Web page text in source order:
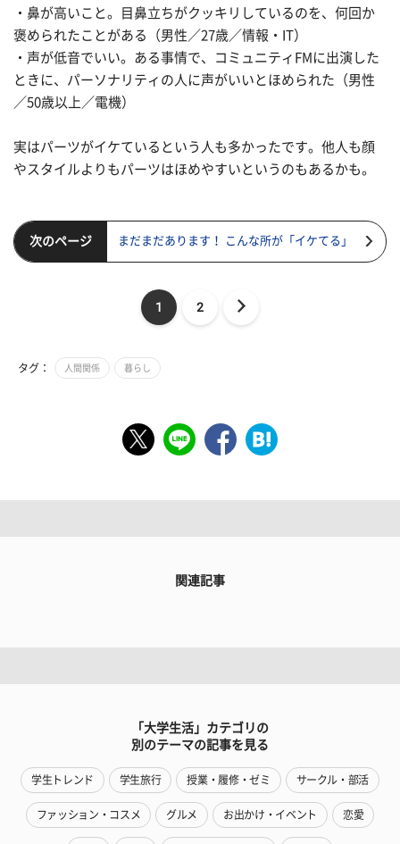
・鼻が高いこと。目鼻立ちがクッキリしているのを、何回か
褒められたことがある（男性／27歳／情報・IT）
・声が低音でいい。ある事情で、コミュニティFMに出演した
ときに、パーソナリティの人に声がいいとほめられた（男性
／50歳以上／電機）
実はパーツがイケているという人も多かったです。他人も顔
やスタイルよりもパーツはほめやすいというのもあるかも。
次のページ まだまだあります！ こんな所が「イケてる」
1 2
タグ： 人間関係 暮らし
関連記事
「大学生活」カテゴリの
別のテーマの記事を見る
学生トレンド 学生旅行 授業・履修・ゼミ サークル・部活
ファッション・コスメ グルメ お出かけ・イベント 恋愛